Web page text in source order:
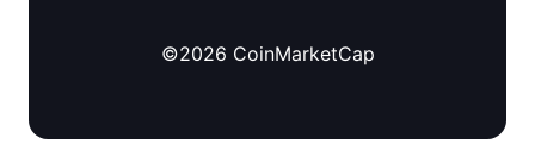
©2026 CoinMarketCap